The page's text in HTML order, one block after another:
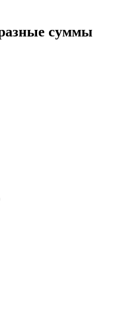
и комиссиями за копи-
суммы